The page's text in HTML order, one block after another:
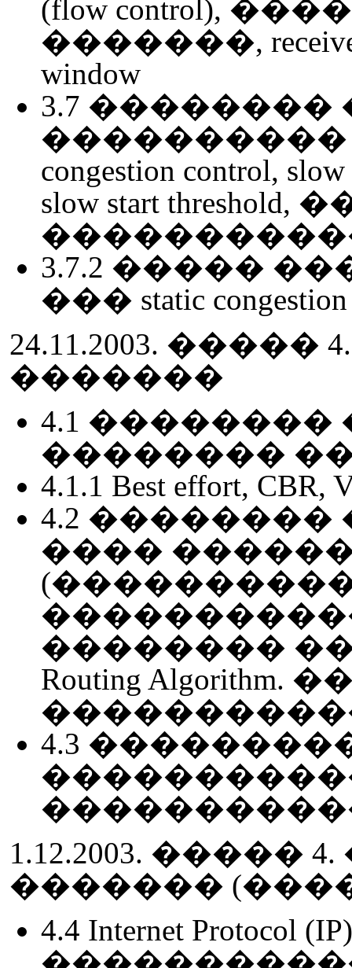
(flow control),
�������, receive
window
3.7
����������
congestion control,
slow start
3.7.2 �����
��� static
24.11.2003.
�������
4.1
��������
4.1.1 Best effort, CBR,
4.2
����
��������
Routing
4.3
1.12.2003. �����
�������
4.4 Internet